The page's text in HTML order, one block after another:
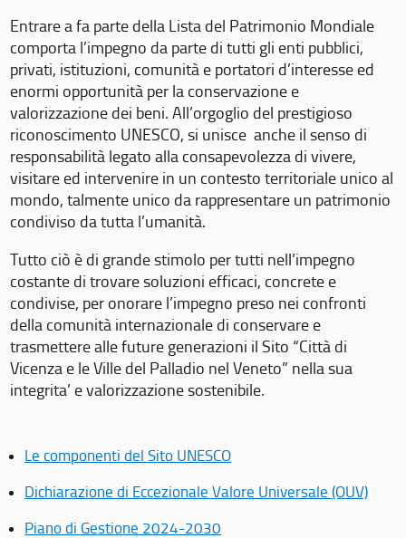
Entrare a fa parte della Lista del Patrimonio Mondiale
comporta l’impegno da parte di tutti gli enti pubblici,
privati, istituzioni, comunità e portatori d’interesse ed
enormi opportunità per la conservazione e
valorizzazione dei beni. All’orgoglio del prestigioso
riconoscimento UNESCO, si unisce anche il senso di
responsabilità legato alla consapevolezza di vivere,
visitare ed intervenire in un contesto territoriale unico al
mondo, talmente unico da rappresentare un patrimonio
condiviso da tutta l’umanità.
Tutto ciò è di grande stimolo per tutti nell’impegno
costante di trovare soluzioni efficaci, concrete e
condivise, per onorare l’impegno preso nei confronti
della comunità internazionale di conservare e
trasmettere alle future generazioni il Sito “Città di
Vicenza e le Ville del Palladio nel Veneto” nella sua
integrita’ e valorizzazione sostenibile.
Le componenti del Sito UNESCO
Dichiarazione di Eccezionale Valore Universale (OUV)
Piano di Gestione 2024-2030